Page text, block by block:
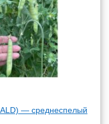
— среднеспелый